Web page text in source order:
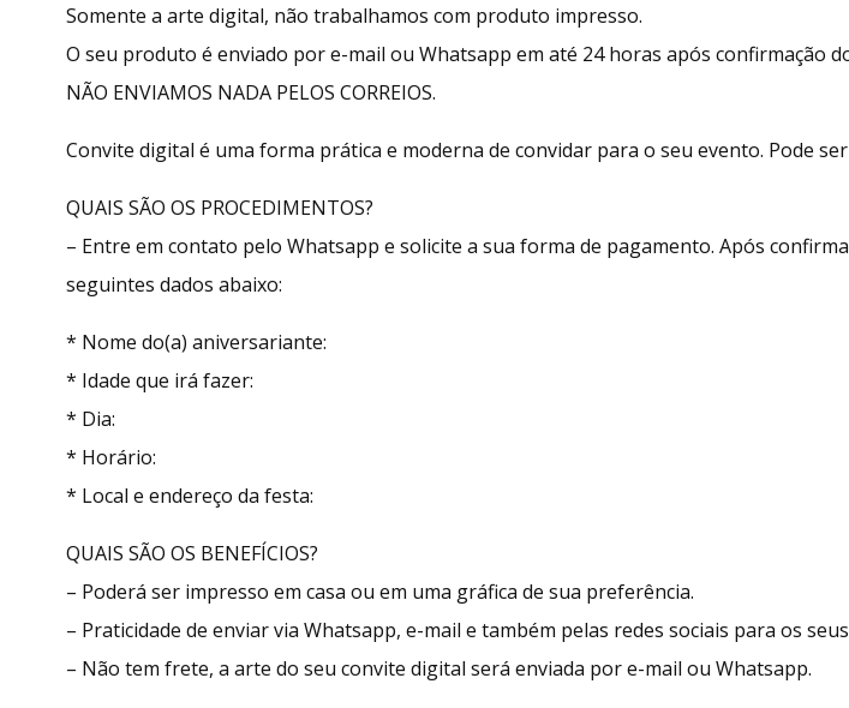
Somente a arte digital, não trabalhamos com produto impresso.
O seu produto é enviado por e-mail ou Whatsapp em até 24 horas após confirmação
NÃO ENVIAMOS NADA PELOS CORREIOS.
Convite digital é uma forma prática e moderna de convidar para o seu evento. Pode
QUAIS SÃO OS PROCEDIMENTOS?
– Entre em contato pelo Whatsapp e solicite a sua forma de pagamento. Após
seguintes dados abaixo:
* Nome do(a) aniversariante:
* Idade que irá fazer:
* Dia:
* Horário:
* Local e endereço da festa:
QUAIS SÃO OS BENEFÍCIOS?
– Poderá ser impresso em casa ou em uma gráfica de sua preferência.
– Praticidade de enviar via Whatsapp, e-mail e também pelas redes sociais para os
– Não tem frete, a arte do seu convite digital será enviada por e-mail ou Whatsapp.